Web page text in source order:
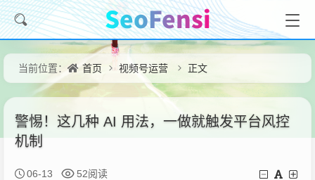
当前位置： 首页 视频号运营 正文
警惕！这几种 AI 用法，一做就触发平台风控
机制
06-13 52阅读